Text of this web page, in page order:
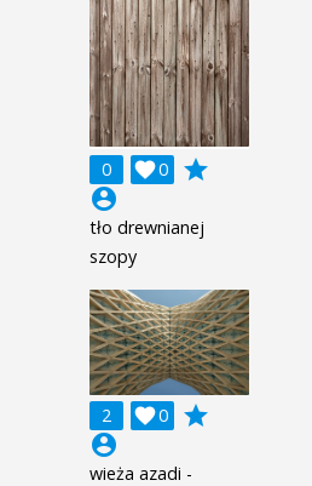
0 0

grade
account_circle
tło drewnianej
szopy
2 0

grade
account_circle
wieża azadi -